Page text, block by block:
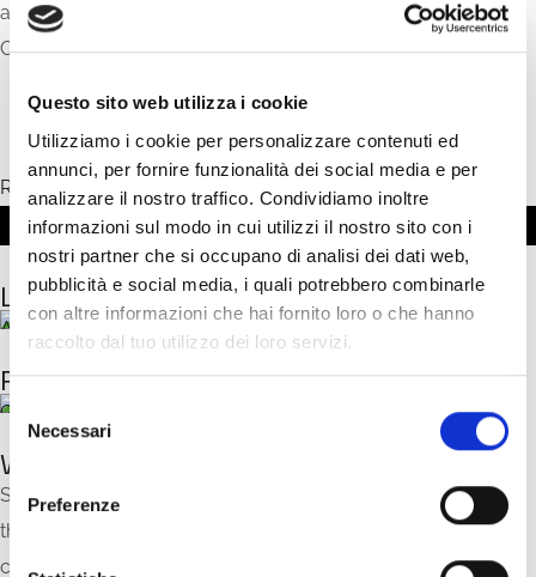
Questo sito web utilizza i cookie
Utilizziamo i cookie per personalizzare contenuti ed
annunci, per fornire funzionalità dei social media e per
analizzare il nostro traffico. Condividiamo inoltre
informazioni sul modo in cui utilizzi il nostro sito con i
nostri partner che si occupano di analisi dei dati web,
pubblicità e social media, i quali potrebbero combinarle
con altre informazioni che hai fornito loro o che hanno
raccolto dal tuo utilizzo dei loro servizi.
S
l
e
z
Necessari
Preferenze
appearance and register grain that bring the surface to life.
Can also be used as a vertical covering.
REQUEST MORE INFORMATION
Laying
Amalfi
Realisations
Genoa
Where to buy it
SWING floors are available from accredited dealers
throughout the country.
we will send you the
contact details of the dealer in your area.